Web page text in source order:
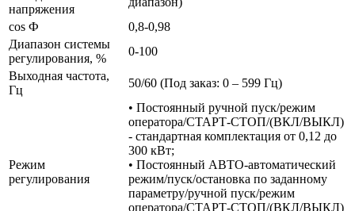
напряжения
cos Ф
0,8-0,98
Диапазон системы
регулирования, %
0-100
Выходная частота,
Гц
50/60 (Под заказ: 0 – 599 Гц)
Режим
регулирования
• Постоянный ручной пуск/режим
оператора/СТАРТ-СТОП/(ВКЛ/ВЫКЛ)
- стандартная комплектация от 0,12 до
300 кВт;
• Постоянный АВТО-автоматический
режим/пуск/остановка по заданному
параметру/ручной пуск/режим
оператора/СТАРТ-СТОП/(ВКЛ/ВЫКЛ)